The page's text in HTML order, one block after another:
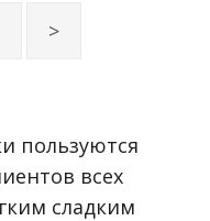
>
пользуются
всех
сладким